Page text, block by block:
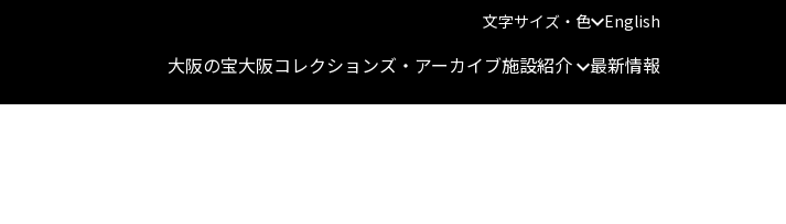
文字サイズ・色 English
大阪の宝大阪コレクションズ・アーカイブ施設紹介 最新情報